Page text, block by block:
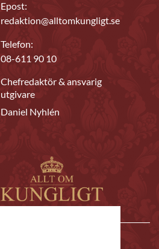
Epost:
redaktion@alltomkungligt.se
Telefon:
08-611 90 10
Chefredaktör & ansvarig
utgivare
Daniel Nyhlén